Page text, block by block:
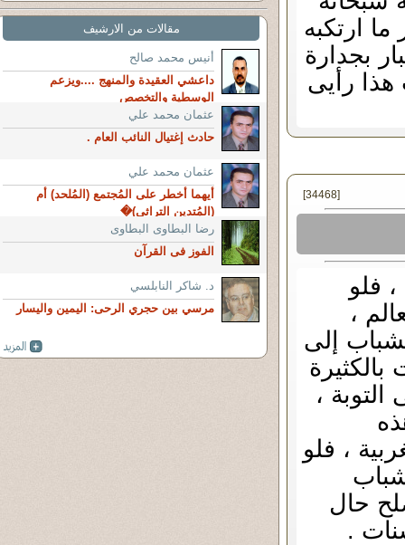
ارتكبه
بجدارة
هذا رأيى
[34468]
فلو
،
إلى
،
، فلو
حال
.
مقالات من الارشيف
أنيس محمد صالح
داعشي العقيدة والمنهج ....ويزعم
الوسطية والتخصص
عثمان محمد علي
حادث إغتيال النائب العام .
عثمان محمد علي
أيهما أخطر على المُجتمع (المُلحد) أم
(المُتدين التراثى)�
رضا البطاوى البطاوى
الفوز فى القرآن
د. شاكر النابلسي
مرسي بين حجري الرحى: اليمين واليسار